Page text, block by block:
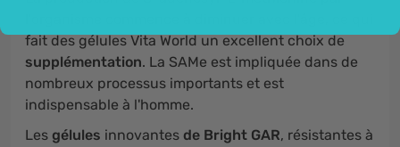
fait des gélules Vita World un excellent choix de
supplémentation. La SAMe est impliquée dans de
nombreux processus importants et est
indispensable à l'homme.
Les gélules innovantes de Bright GAR, résistantes à